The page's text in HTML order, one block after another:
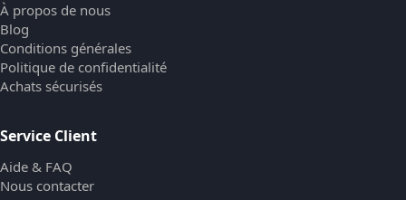
À propos de nous
Blog
Conditions générales
Politique de confidentialité
Achats sécurisés
Service Client
Aide & FAQ
Nous contacter